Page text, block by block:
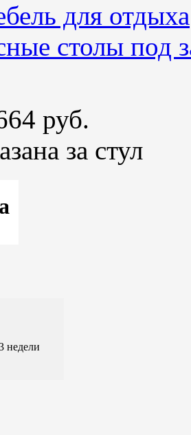
для отдыха
столы под
руб.
за стул
недели